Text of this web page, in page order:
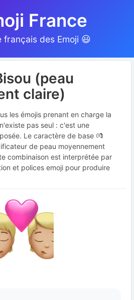
France
français des Emoji 😃
(peau
claire)
les émojis prenant en charge la
pas seul : c'est une
Le caractère de base 💏
de peau moyennement
combinaison est interprétée par
et polices emoji pour produire